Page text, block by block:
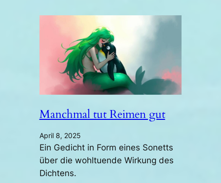
Manchmal tut Reimen gut
April 8, 2025
Ein Gedicht in Form eines Sonetts
über die wohltuende Wirkung des
Dichtens.